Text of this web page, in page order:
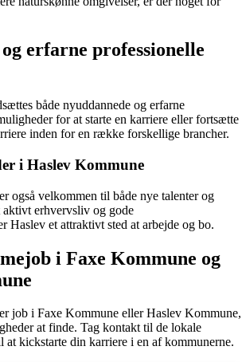
erfarne professionelle
både nyuddannede og erfarne
for at starte en karriere eller fortsætte
inden for en række forskellige brancher.
i Haslev Kommune
også velkommen til både nye talenter og
erhvervsliv og gode
Haslev et attraktivt sted at arbejde og bo.
i Faxe Kommune og
job i Faxe Kommune eller Haslev Kommune,
at finde. Tag kontakt til de lokale
kickstarte din karriere i en af kommunerne.